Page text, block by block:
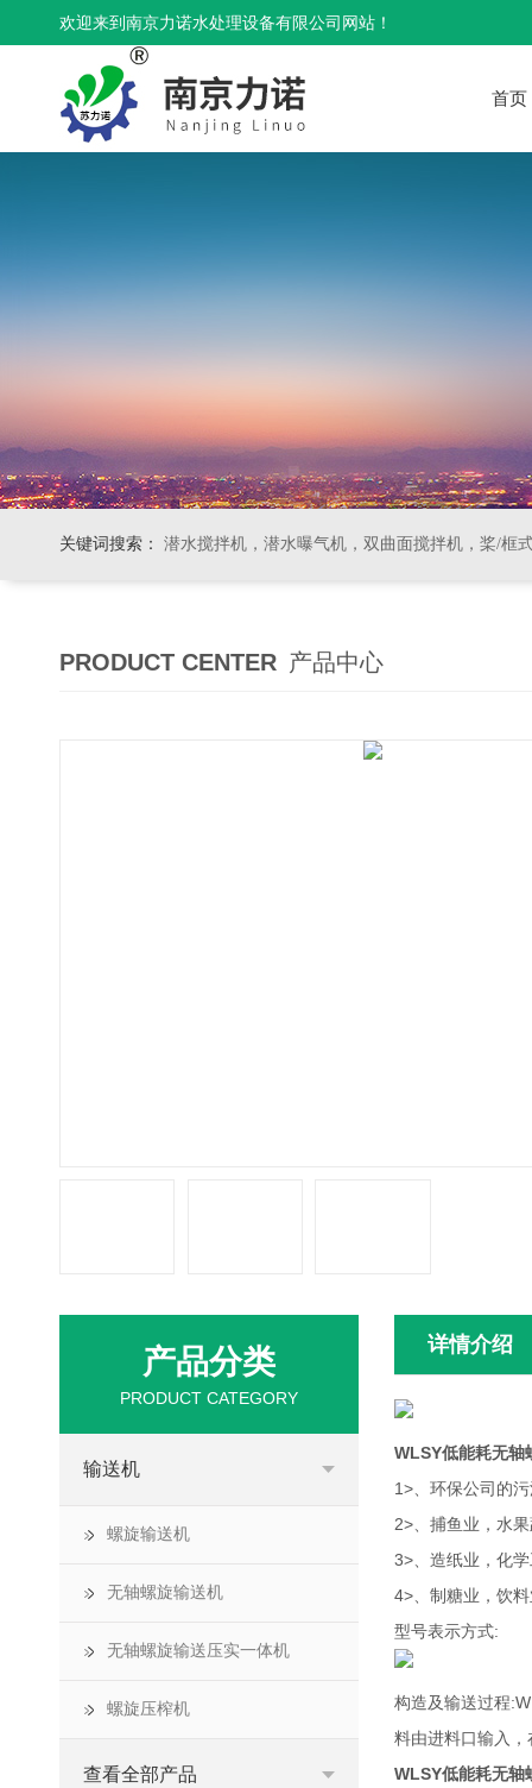
欢迎来到南京力诺水处理设备有限公司网站！
首页
关键词搜索： 潜水搅拌机，潜水曝气机，双曲面搅拌机，桨/框式搅拌
PRODUCT CENTER 产品中心
详情介绍
WLSY低能耗无轴
1>、环保公司的
2>、捕鱼业，水
3>、造纸业，化
4>、制糖业，饮
型号表示方式:
构造及输送过程
料由进料口输入
WLSY低能耗无轴
产品分类
PRODUCT CATEGORY
输送机
螺旋输送机
无轴螺旋输送机
无轴螺旋输送压实一体机
螺旋压榨机
查看全部产品